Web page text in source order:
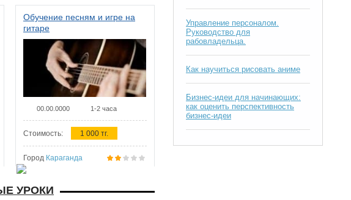
Обучение песням и игре на
гитаре
00.00.0000 1-2 часа
Стоимость: 1 000 тг.
Город Караганда
УРОКИ
Управление персоналом.
Руководство для
рабовладельца.
Как научиться рисовать аниме
Бизнес-идеи для начинающих:
как оценить перспективность
бизнес-идеи